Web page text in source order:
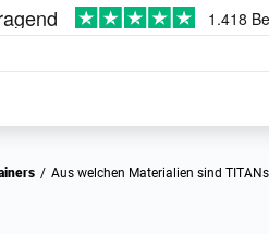
/ Aus welchen Materialien sind